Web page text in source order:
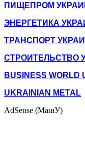
ПИЩЕПРОМ
ЭНЕРГЕТИКА
ТРАНСПОРТ
СТРОИТЕЛЬСТВО
BUSINESS WORLD
UKRAINIAN METAL
AdSense (МашУ)